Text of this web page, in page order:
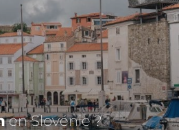
en Slovénie ?